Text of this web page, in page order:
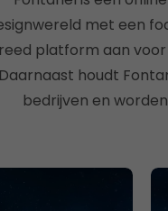
met een
platform aan
Daarnaast houdt
bedrijven en